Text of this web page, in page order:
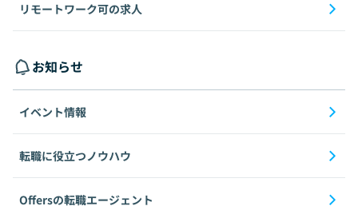
リモートワーク可の求人
お知らせ
イベント情報
転職に役立つノウハウ
Offersの転職エージェント